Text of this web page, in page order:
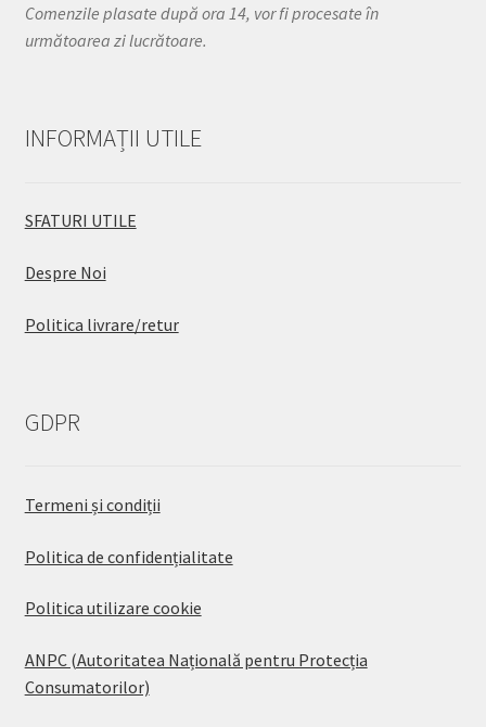
Comenzile plasate după ora 14, vor fi procesate în
următoarea zi lucrătoare.
INFORMAȚII UTILE
SFATURI UTILE
Despre Noi
Politica livrare/retur
GDPR
Termeni și condiții
Politica de confidențialitate
Politica utilizare cookie
ANPC (Autoritatea Națională pentru Protecția
Consumatorilor)